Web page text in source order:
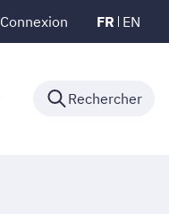
Connexion FR EN
Rechercher